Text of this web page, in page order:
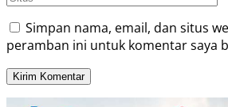
Simpan nama, email, dan situs
peramban ini untuk komentar saya